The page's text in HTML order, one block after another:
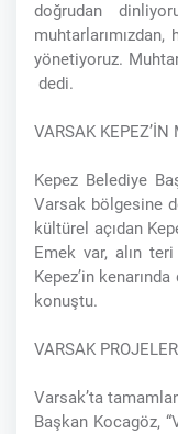
doğrudan
muhtarlarımızdan,
yönetiyoruz.
dedi.
VARSAK KEPEZ’İN
Kepez Belediye
Varsak bölgesine
kültürel açıdan
Emek var, alın
Kepez’in
konuştu.
VARSAK
Varsak’ta
Başkan Kocagöz,